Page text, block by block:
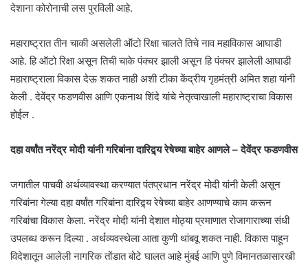
देशाना कोरोनाची लस पुरविली आहे.
महाराष्ट्रात तीन चाकी असलेली ऑटो रिक्षा चालते तिचे नाव महाविकास आघाडी
आहे. हि ऑटो रिक्षा असून तिची चाके पंक्चर झाली असून हि पंक्चर झालेली आघाडी
महाराष्ट्राला विकास देऊ शकत नाही अशी टीका केंद्रीय गृहमंत्री अमित शहा यांनी
केली . देवेंद्र फडणवीस आणि एकनाथ शिंदे यांचे नेतृत्वाखाली महाराष्ट्राचा विकास
होईल .
दहा वर्षांत नरेंद्र मोदी यांनी गरिबांना दारिद्र्य रेषेच्या बाहेर आणले – देवेंद्र फडणवीस
जगातील पाचवी अर्थव्यावस्था करण्यात पंतप्रधान नरेंद्र मोदी यांनी केली असून
गरिबांना गेल्या दहा वर्षांत गरिबांना दारिद्र्य रेषेच्या बाहेर आणण्याचे काम करून
गरिबांचा विकास केला. नरेंद्र मोदी यांनी देशात मोठ्या प्रमाणात रोजागाराच्या संधी
उपलब्ध करून दिल्या . अर्थव्यवस्थेला आता कुणी थांबवू शकत नाही. विकास पाहून
विदेशातून आलेली नागरिक तोंडात बोटे घालत आहे मुंबई आणि पुणे विमानतळासारखी